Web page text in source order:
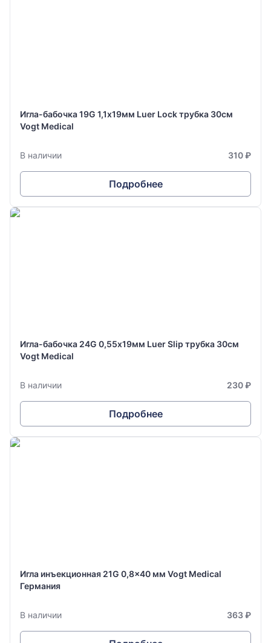
Игла-бабочка 19G 1,1х19мм Luer Lock трубка 30см
Vogt Medical
В наличии 310 ₽
Подробнее
Игла-бабочка 24G 0,55х19мм Luer Slip трубка 30см
Vogt Medical
В наличии 230 ₽
Подробнее
Игла инъекционная 21G 0,8x40 мм Vogt Medical
Германия
В наличии 363 ₽